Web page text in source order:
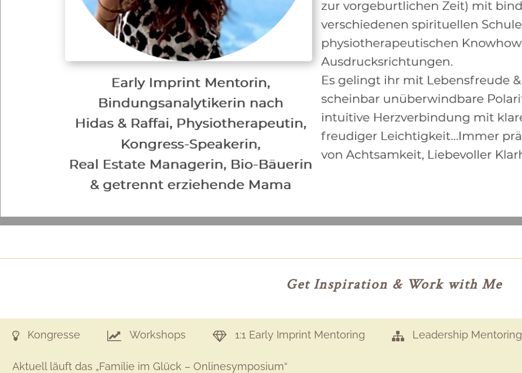
Get Inspiration & Work with Me
Kongresse Workshops 1:1 Early Imprint Mentoring Leadership Mentoring
Aktuell läuft das „Familie im Glück – Onlinesymposium“